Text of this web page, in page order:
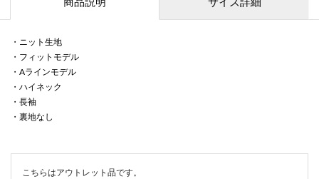
・ニット生地
・フィットモデル
・Aラインモデル
・ハイネック
・長袖
・裏地なし
こちらはアウトレット品です。